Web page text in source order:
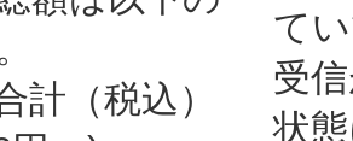
計（税込）
て
受
状